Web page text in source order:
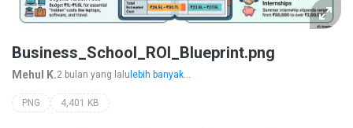
Business_School_ROI_Blueprint.png
Mehul K.2 bulan yang lalu lebih banyak...
PNG 4,401 KB